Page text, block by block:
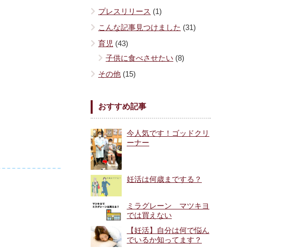
プレスリリース (1)
こんな記事見つけました (31)
育児 (43)
子供に食べさせたい (8)
その他 (15)
おすすめ記事
今人気です！ゴッドクリ
ーナー
妊活は何歳までする？
ミラグレーン マツキヨ
では買えない
【妊活】自分は何で悩ん
でいるか知ってます？